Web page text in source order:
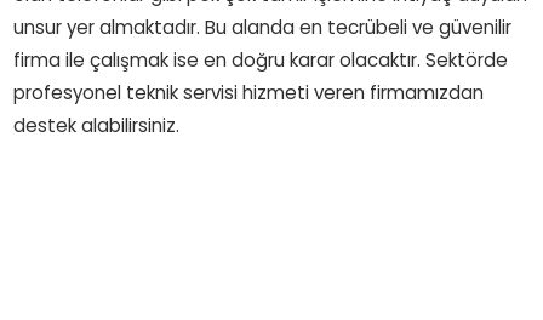
unsur yer almaktadır. Bu alanda en tecrübeli ve güvenilir
firma ile çalışmak ise en doğru karar olacaktır. Sektörde
profesyonel teknik servisi hizmeti veren firmamızdan
destek alabilirsiniz.